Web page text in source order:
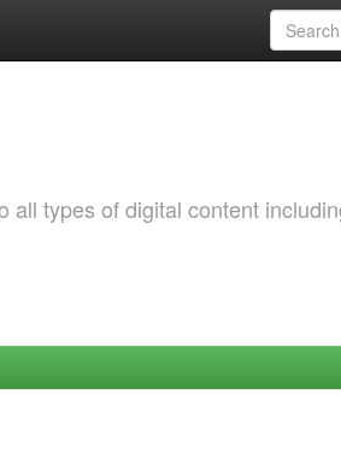
types of digital content